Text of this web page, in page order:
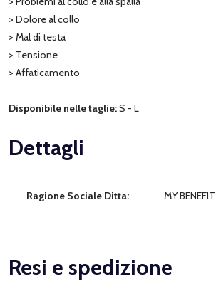
> Dolore al collo
> Mal di testa
> Tensione
> Affaticamento
Disponibile nelle taglie:S - L
Dettagli
Ragione Sociale Ditta: MY
Resi e spedizione